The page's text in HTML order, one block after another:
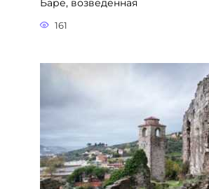
Баре, возведенная
161